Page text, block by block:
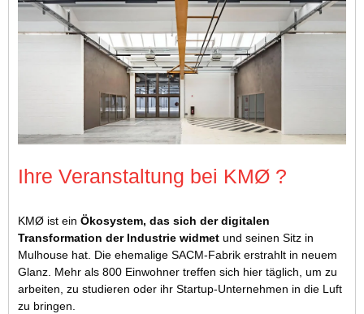
Ihre Veranstaltung bei KMØ ?
KMØ ist ein Ökosystem, das sich der digitalen
Transformation der Industrie widmet und seinen Sitz in
Mulhouse hat. Die ehemalige SACM-Fabrik erstrahlt in neuem
Glanz. Mehr als 800 Einwohner treffen sich hier täglich, um zu
arbeiten, zu studieren oder ihr Startup-Unternehmen in die Luft
zu bringen.